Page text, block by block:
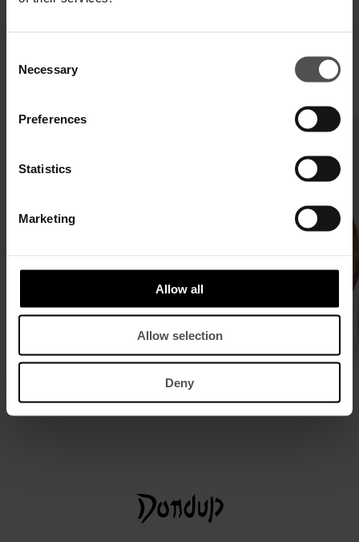
Selection
Necessary
Preferences
Statistics
Marketing
Allow all
Allow selection
Deny